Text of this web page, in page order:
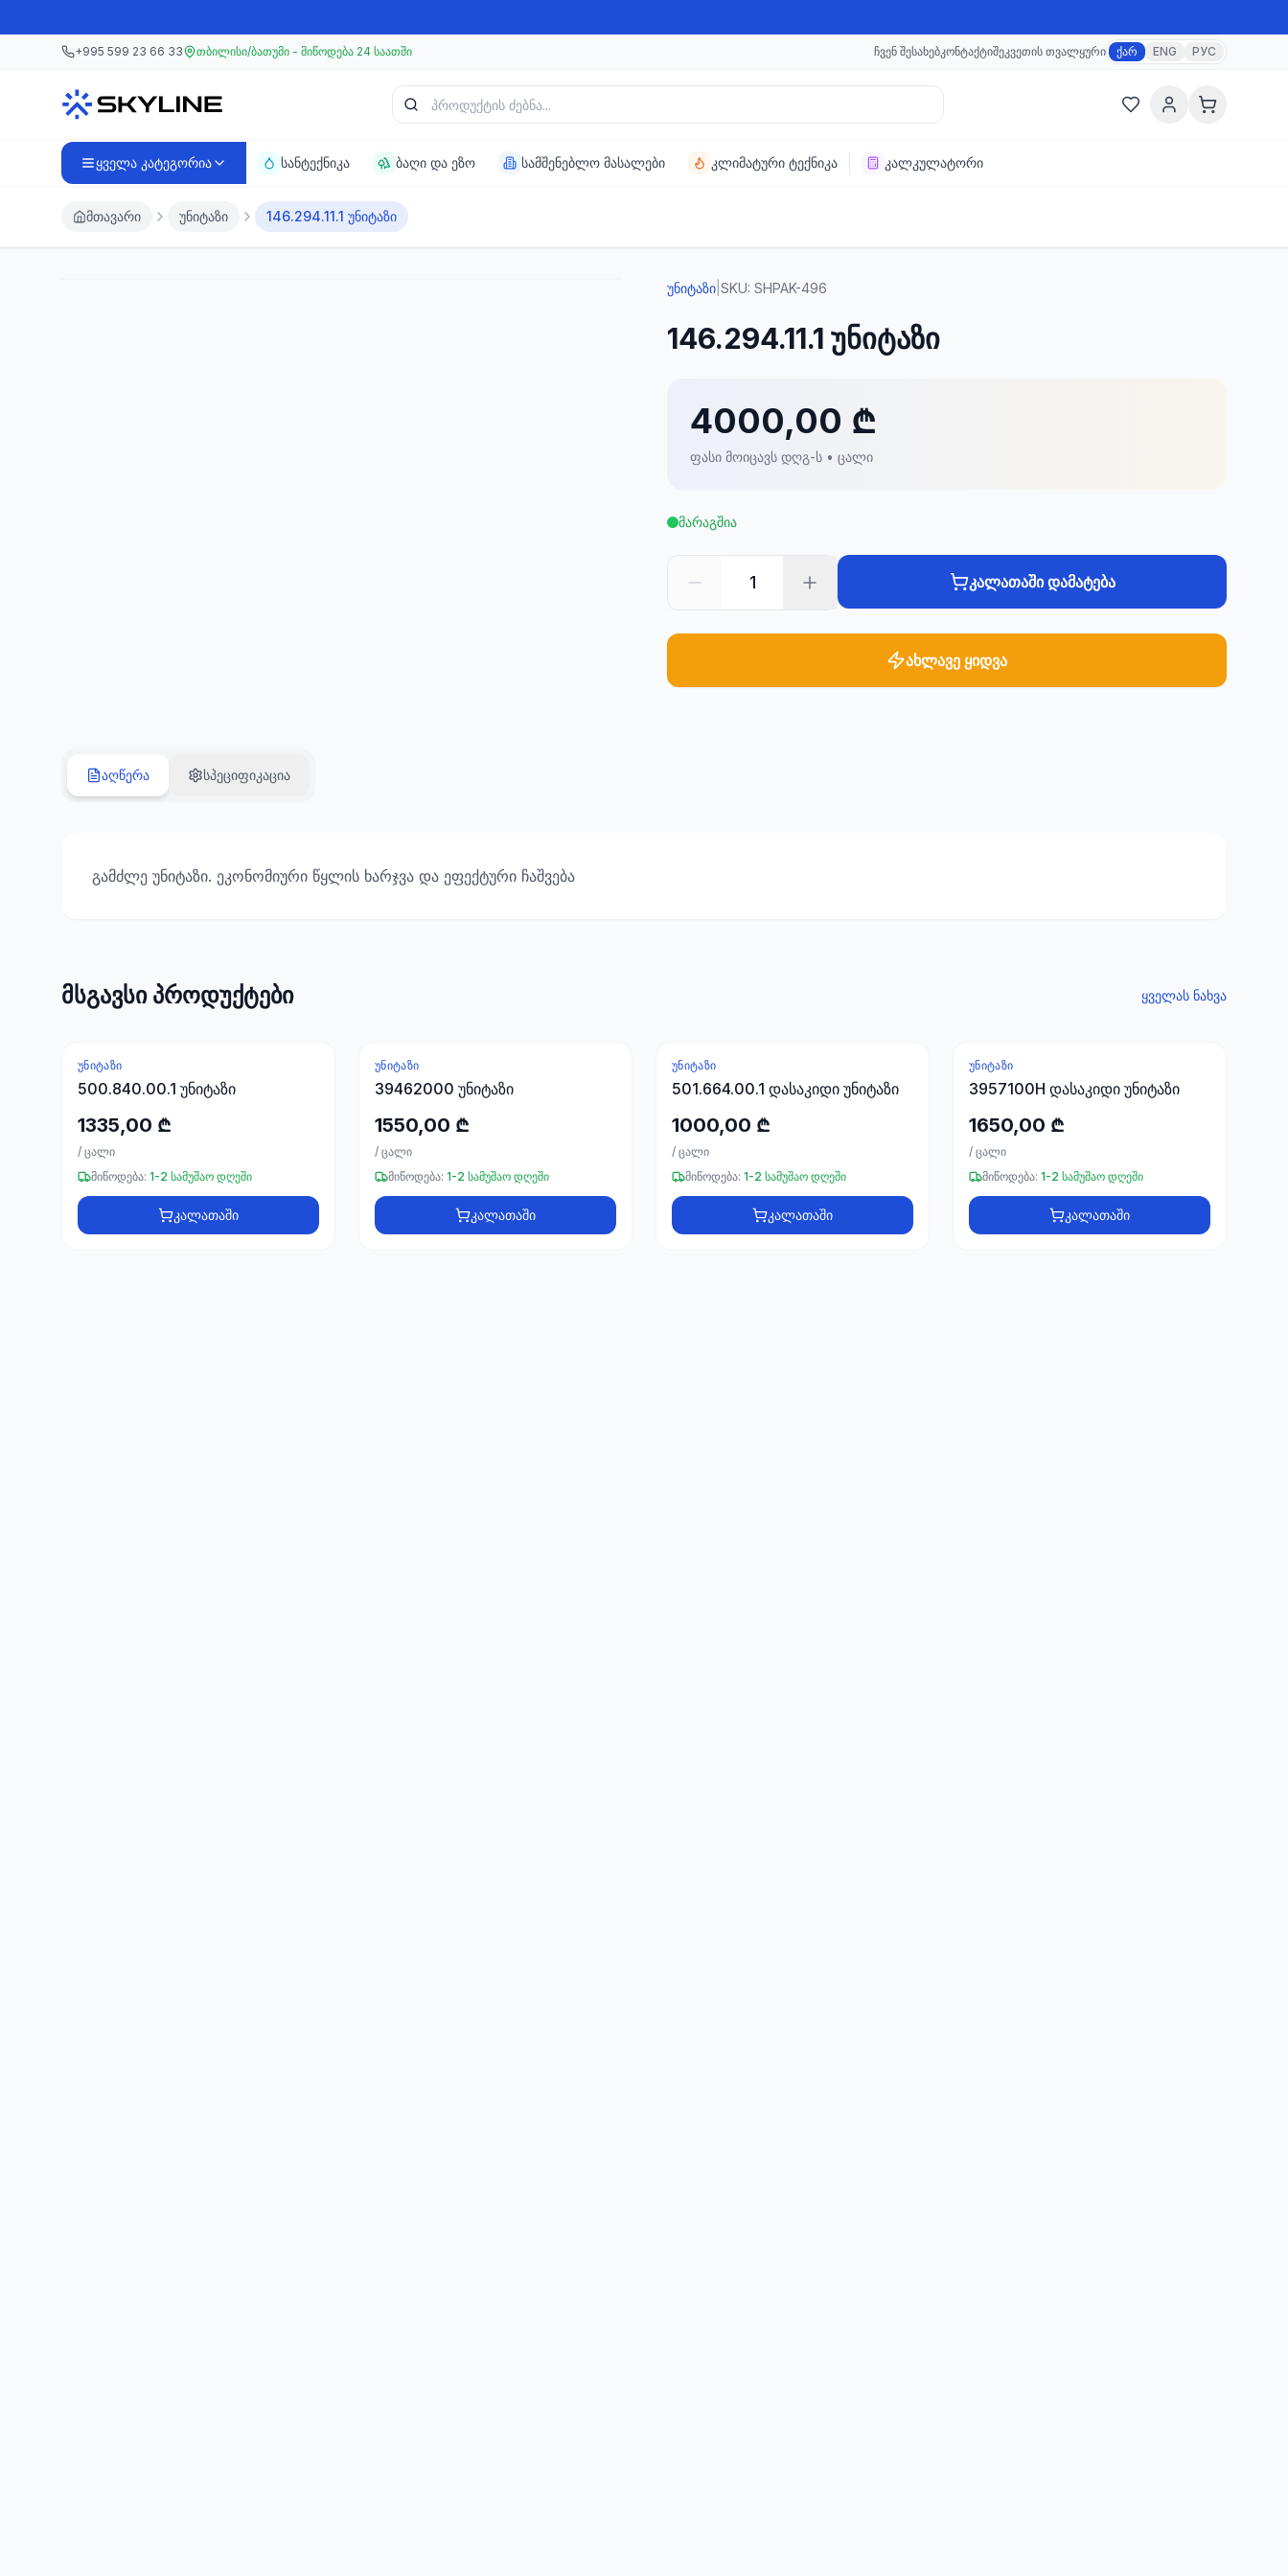
მთავარ კონტენტზე გადასვლა
+995 599 23 66 33 თბილისი/ბათუმი - მიწოდება 24 საათში ჩვენ შესახებკონტაქტიშეკვეთის თვალყური ქარ ENG РУС
პროდუქტის ძებნა
ყველა კატეგორია სანტექნიკა ბაღი და ეზო სამშენებლო მასალები კლიმატური ტექნიკა კალკულატორი
მთავარი უნიტაზი 146.294.11.1 უნიტაზი
უნიტაზი SKU: SHPAK-496
146.294.11.1 უნიტაზი
4000,00 ₾
ფასი მოიცავს დღგ-ს • ცალი
მარაგშია
1 კალათაში დამატება
ახლავე ყიდვა
აღწერა სპეციფიკაცია
გამძლე უნიტაზი. ეკონომიური წყლის ხარჯვა და ეფექტური ჩაშვება
მსგავსი პროდუქტები ყველას ნახვა
ᲣᲜᲘᲢᲐᲖᲘ
500.840.00.1 უნიტაზი
1335,00 ₾
/ ცალი
მიწოდება: 1-2 სამუშაო დღეში
კალათაში
ᲣᲜᲘᲢᲐᲖᲘ
39462000 უნიტაზი
1550,00 ₾
/ ცალი
მიწოდება: 1-2 სამუშაო დღეში
კალათაში
ᲣᲜᲘᲢᲐᲖᲘ
501.664.00.1 დასაკიდი უნიტაზი
1000,00 ₾
/ ცალი
მიწოდება: 1-2 სამუშაო დღეში
კალათაში
ᲣᲜᲘᲢᲐᲖᲘ
3957100H დასაკიდი უნიტაზი
1650,00 ₾
/ ცალი
მიწოდება: 1-2 სამუშაო დღეში
კალათაში